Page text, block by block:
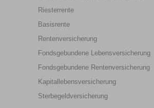
Riesterrente
Basisrente
Rentenversicherung
Fondsgebundene Lebensversicherung
Fondsgebundene Rentenversicherung
Kapitallebensversicherung
Sterbegeldversicherung